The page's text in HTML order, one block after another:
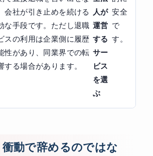
会社が引き止めを続ける
な手段です。ただし退職
スの利用は企業側に履歴
性があり、同業界での転
する場合があります。
人が
運営
する
サー
ビス
を選
ぶ
安全
で
す。
衝動で辞めるのではな